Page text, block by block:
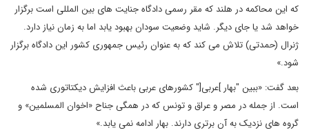
که این محاکمه در هلند که مقر رسمی دادگاه جنایت های بین المللی است برگزار
خواهد شد یا جای دیگر. شاید وضعیت سودان بهبود یابد اما به زمان نیاز دارد.
ژنرال (حمدتی) تلاش می کند که به عنوان رئیس جمهوری کشور این دادگاه برگزار
شود.»
بعد گفت: «ببین "بهار ]عربی[" کشورهای عربی باعث افزایش دیکتاتوری شده
است. از جمله در مصر و عراق و تونس که در همگی جناح «اخوان المسلمین» و
گروه های نزدیک به آن برتری دارند. بهار ادامه نمی یابد.»